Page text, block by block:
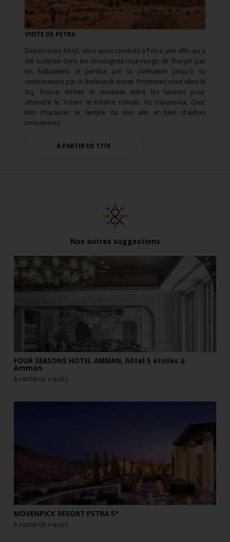
VISITE DE PETRA
Depuis votre hôtel, vous serez conduits à Pétra, une ville qui a
été sculptée dans les montagnes rose-rouge de Sharjah par
les Nabatéens et perdue par la civilisation jusqu'à sa
redécouverte par le Burkhardt suisse. Promenez-vous dans le
Siq, fissure étroite et sinueuse entre les falaises pour
atteindre le Trésor, le théâtre romain, les tribuneaux, Qasr
Bint Pharaoun, le temple du lion ailé et bien d'autres
monuments.
À PARTIR DE 177€
Nos autres suggestions
FOUR SEASONS HOTEL AMMAN, hôtel 5 étoiles à
Amman
À PARTIR DE 4 NUITS
MÖVENPICK RESORT PETRA 5*
À PARTIR DE 4 NUITS